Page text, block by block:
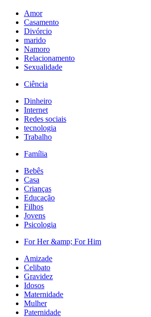
Amor
Casamento
Divórcio
marido
Namoro
Relacionamento
Sexualidade
Ciência
Dinheiro
Internet
Redes sociais
tecnologia
Trabalho
Família
Bebês
Casa
Crianças
Educação
Filhos
Jovens
Psicologia
For Her &amp; For Him
Amizade
Celibato
Gravidez
Idosos
Maternidade
Mulher
Paternidade